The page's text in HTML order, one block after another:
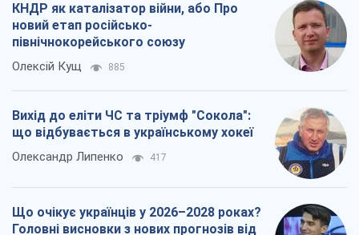
КНДР як каталізатор війни, або Про
новий етап російсько-
північнокорейського союзу
Олексій Кущ 885
Вихід до еліти ЧС та тріумф "Сокола":
що відбувається в українському хокеї
Олександр Липенко 417
Що очікує українців у 2026–2028 роках?
Головні висновки з нових прогнозів від